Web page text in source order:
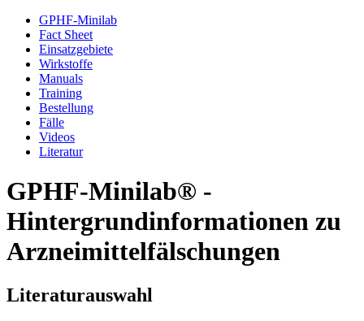
GPHF-Minilab
Fact Sheet
Einsatzgebiete
Wirkstoffe
Manuals
Training
Bestellung
Fälle
Videos
Literatur
GPHF-Minilab® -
Hintergrundinformationen zu
Arzneimittelfälschungen
Literaturauswahl